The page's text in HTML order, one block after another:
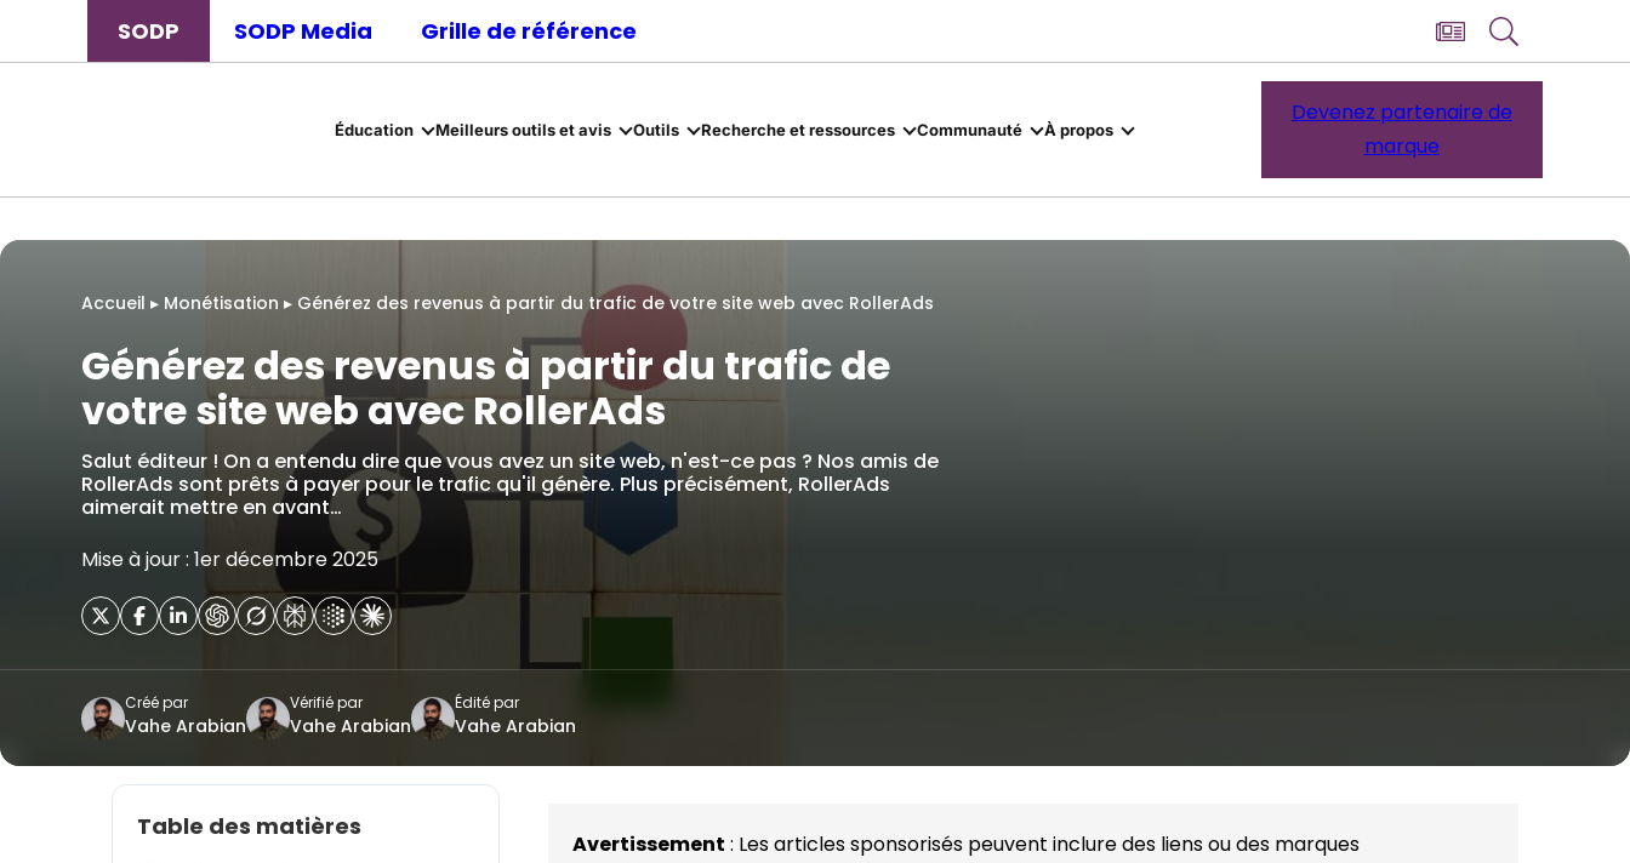
SODP SODP Media Grille de référence
Éducation Meilleurs outils et avis Outils Recherche et ressources Communauté À propos
Devenez partenaire de
marque
Accueil ▸ Monétisation ▸ Générez des revenus à partir du trafic de votre site web avec RollerAds
Générez des revenus à partir du trafic de
votre site web avec RollerAds
Salut éditeur ! On a entendu dire que vous avez un site web, n'est-ce pas ? Nos amis de
RollerAds sont prêts à payer pour le trafic qu'il génère. Plus précisément, RollerAds
aimerait mettre en avant…
Mise à jour : 1er décembre 2025
Créé par
Vahe Arabian
Vérifié par
Vahe Arabian
Édité par
Vahe Arabian
Table des matières
Avertissement : Les articles sponsorisés peuvent inclure des liens ou des marques